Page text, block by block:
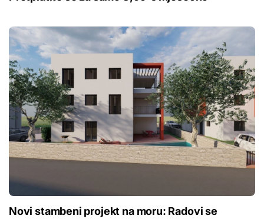
Novi stambeni projekt na moru: Radovi se